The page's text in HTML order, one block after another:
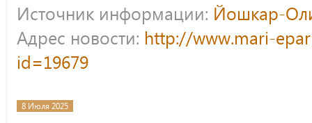
Источник информации: Йошкар-
Адрес новости: http://www.mari-
id=19679
8 Июля 2025